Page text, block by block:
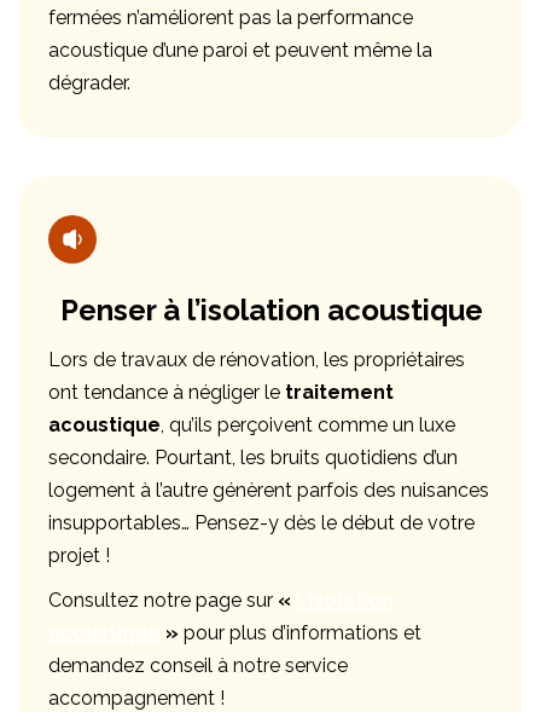
fermées n’améliorent pas la performance
acoustique d’une paroi et peuvent même la
dégrader.
Penser à l’isolation acoustique
Lors de travaux de rénovation, les propriétaires
ont tendance à négliger le traitement
acoustique, qu’ils perçoivent comme un luxe
secondaire. Pourtant, les bruits quotidiens d’un
logement à l’autre génèrent parfois des nuisances
insupportables… Pensez-y dès le début de votre
projet !
Consultez notre page sur «
» pour plus d’informations et
demandez conseil à notre service
accompagnement !